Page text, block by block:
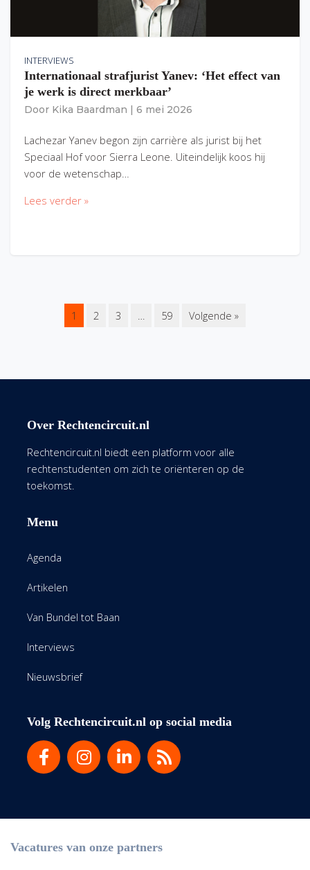
INTERVIEWS
Internationaal strafjurist Yanev: ‘Het effect van
je werk is direct merkbaar’
Door Kika Baardman 6 mei 2026
Lachezar Yanev begon zijn carrière als jurist bij het
Speciaal Hof voor Sierra Leone. Uiteindelijk koos hij
voor de wetenschap…
Lees verder »
1 2 3 … 59 Volgende »
Over Rechtencircuit.nl
Rechtencircuit.nl biedt een platform voor alle
rechtenstudenten om zich te oriënteren op de
toekomst.
Menu
Agenda
Artikelen
Van Bundel tot Baan
Interviews
Nieuwsbrief
Volg Rechtencircuit.nl op social media
Vacatures van onze partners